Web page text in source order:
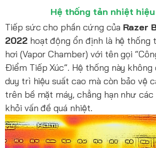
Hệ thống tản nhiệt hiệu
Tiếp sức cho phần cứng của Razer
2022hoạt động ổn định là hệ thống
hơi (Vapor Chamber) với tên gọi
Điểm Tiếp Xúc”. Hệ thống này không
duy trì hiệu suất cao mà còn bảo vệ
trên bề mặt máy, chẳng hạn như các
khỏi vấn đề quá nhiệt.